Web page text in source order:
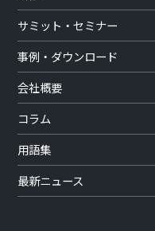
サミット・セミナー
事例・ダウンロード
会社概要
コラム
用語集
最新ニュース